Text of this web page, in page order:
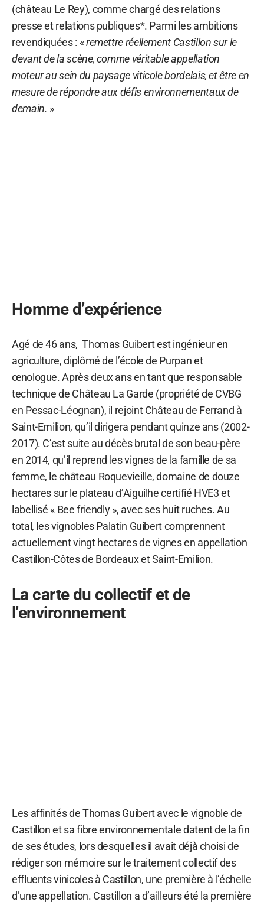
(château Le Rey), comme chargé des relations
presse et relations publiques*. Parmi les ambitions
revendiquées : «remettre réellement Castillon sur le
devant de la scène, comme véritable appellation
moteur au sein du paysage viticole bordelais, et être en
mesure de répondre aux défis environnementaux de
demain. »
Homme d’expérience
Agé de 46 ans, Thomas Guibert est ingénieur en
agriculture, diplômé de l’école de Purpan et
œnologue. Après deux ans en tant que responsable
technique de Château La Garde (propriété de CVBG
en Pessac-Léognan), il rejoint Château de Ferrand à
Saint-Emilion, qu’il dirigera pendant quinze ans (2002-
2017). C’est suite au décès brutal de son beau-père
en 2014, qu’il reprend les vignes de la famille de sa
femme, le château Roquevieille, domaine de douze
hectares sur le plateau d’Aiguilhe certifié HVE3 et
labellisé « Bee friendly », avec ses huit ruches. Au
total, les vignobles Palatin Guibert comprennent
actuellement vingt hectares de vignes en appellation
Castillon-Côtes de Bordeaux et Saint-Emilion.
La carte du collectif et de
l’environnement
Les affinités de Thomas Guibert avec le vignoble de
Castillon et sa fibre environnementale datent de la fin
de ses études, lors desquelles il avait déjà choisi de
rédiger son mémoire sur le traitement collectif des
effluents vinicoles à Castillon, une première à l’échelle
d’une appellation. Castillon a d’ailleurs été la première